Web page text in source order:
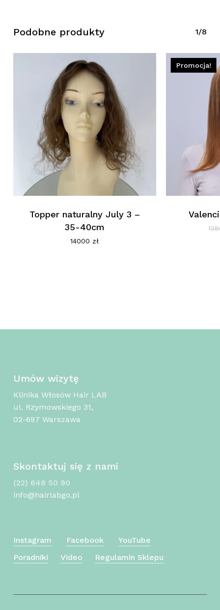
Podobne produkty 1/8
Topper naturalny July 3 –
35-40cm
14000 zł
Promocja!
Umów wizytę
Klinika Włosów Hair LAB
ul. Rzymowskiego 31,
02-697 Warszawa
Skontaktuj się z nami
(22) 648 50 90
info@hairlabgo.pl
Instagram Facebook
YouTube
Poradniki
Video Regulamin Sklepu